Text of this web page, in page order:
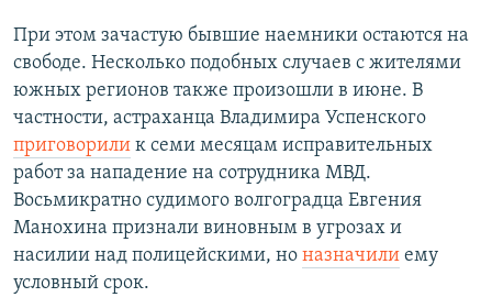
При этом зачастую бывшие наемники остаются на
свободе. Несколько подобных случаев с жителями
южных регионов также произошли в июне. В
частности, астраханца Владимира Успенского
приговорили к семи месяцам исправительных
работ за нападение на сотрудника МВД.
Восьмикратно судимого волгоградца Евгения
Манохина признали виновным в угрозах и
насилии над полицейскими, но назначили ему
условный срок.